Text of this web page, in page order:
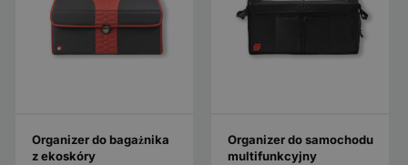
Organizer do bagażnika
z ekoskóry
Organizer do samochodu
multifunkcyjny